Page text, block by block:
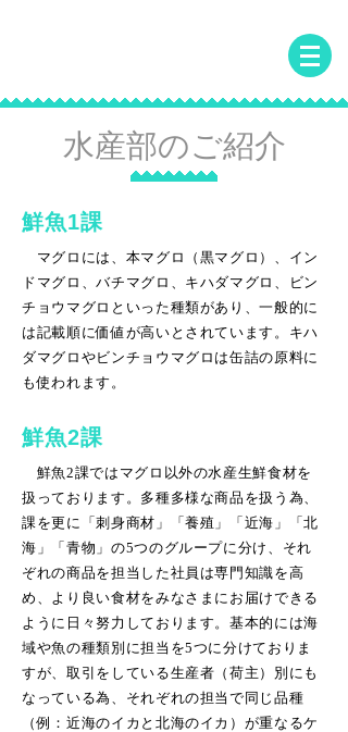
水産部のご紹介
鮮魚1課
マグロには、本マグロ（黒マグロ）、イン
ドマグロ、バチマグロ、キハダマグロ、ビン
チョウマグロといった種類があり、一般的に
は記載順に価値が高いとされています。キハ
ダマグロやビンチョウマグロは缶詰の原料に
も使われます。
鮮魚2課
鮮魚2課ではマグロ以外の水産生鮮食材を
扱っております。多種多様な商品を扱う為、
課を更に「刺身商材」「養殖」「近海」「北
海」「青物」の5つのグループに分け、それ
ぞれの商品を担当した社員は専門知識を高
め、より良い食材をみなさまにお届けできる
ように日々努力しております。基本的には海
域や魚の種類別に担当を5つに分けておりま
すが、取引をしている生産者（荷主）別にも
なっている為、それぞれの担当で同じ品種
（例：近海のイカと北海のイカ）が重なるケ